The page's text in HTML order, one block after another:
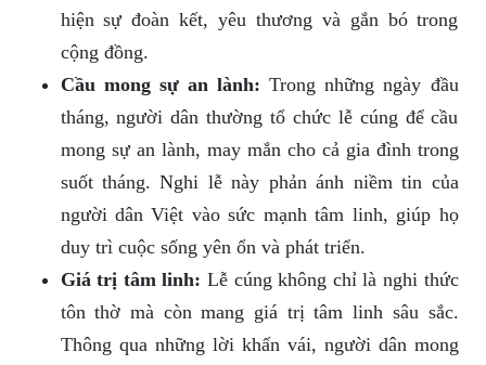
hiện sự đoàn kết, yêu thương và gắn bó trong
cộng đồng.
Cầu mong sự an lành: Trong những ngày đầu
tháng, người dân thường tổ chức lễ cúng để cầu
mong sự an lành, may mắn cho cả gia đình trong
suốt tháng. Nghi lễ này phản ánh niềm tin của
người dân Việt vào sức mạnh tâm linh, giúp họ
duy trì cuộc sống yên ổn và phát triển.
Giá trị tâm linh: Lễ cúng không chỉ là nghi thức
tôn thờ mà còn mang giá trị tâm linh sâu sắc.
Thông qua những lời khấn vái, người dân mong